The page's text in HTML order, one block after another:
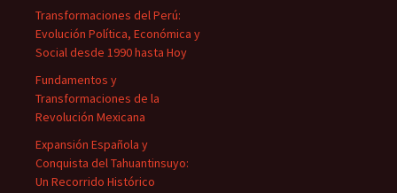
Transformaciones del Perú:
Evolución Política, Económica y
Social desde 1990 hasta Hoy
Fundamentos y
Transformaciones de la
Revolución Mexicana
Expansión Española y
Conquista del Tahuantinsuyo:
Un Recorrido Histórico